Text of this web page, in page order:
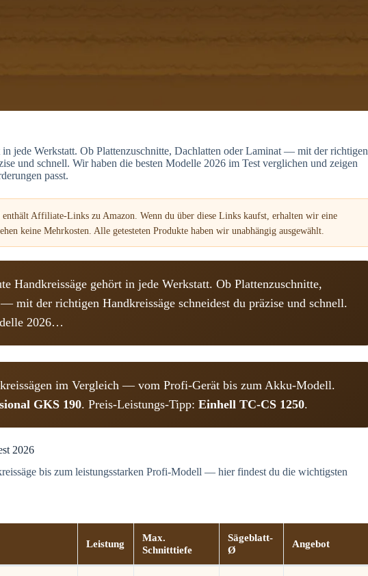
in jede Werkstatt. Ob Plattenzuschnitte, Dachlatten oder Laminat — mit der richtigen
und schnell. Wir haben die besten Modelle 2026 im Test verglichen und zeigen
passt.
Affiliate-Links zu Amazon. Wenn du über diese Links kaufst, erhalten wir eine
keine Mehrkosten. Alle getesteten Produkte haben wir unabhängig ausgewählt.
Handkreissäge gehört in jede Werkstatt. Ob Plattenzuschnitte,
mit der richtigen Handkreissäge schneidest du präzise und schnell.
2026…
im Vergleich — vom Profi-Gerät bis zum Akku-Modell.
GKS 190. Preis-Leistungs-Tipp: Einhell TC-CS 1250.
2026
bis zum leistungsstarken Profi-Modell — hier findest du die wichtigsten
Leistung
Max.
Schnitttiefe
Sägeblatt-
Ø
Angebot